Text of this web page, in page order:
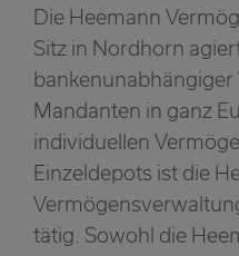
Die Heemann
Sitz in Nordhorn
Mandanten in ganz
individuellen
Einzeldepots ist die
tätig. Sowohl die